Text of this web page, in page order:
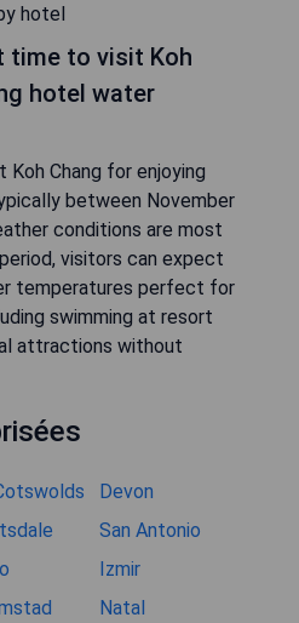
hotel
time to visit Koh
hotel water
Chang for enjoying
between November
conditions are most
visitors can expect
temperatures perfect for
swimming at resort
attractions without
Devon
San Antonio
Izmir
Natal